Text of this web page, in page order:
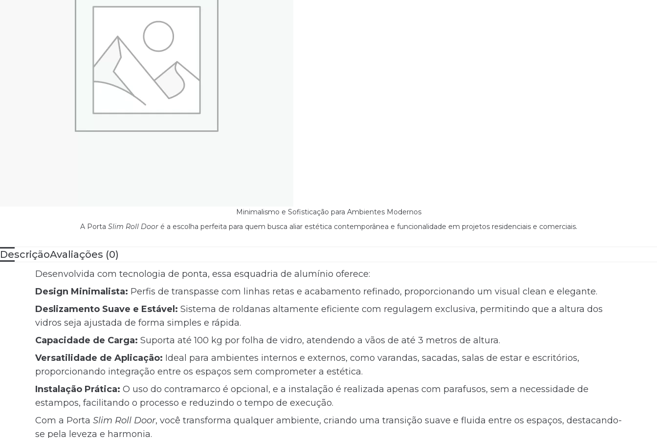
Minimalismo e Sofisticação para Ambientes Modernos
A Porta Slim Roll Dooré a escolha perfeita para quem busca aliar estética contemporânea e funcionalidade em projetos residenciais e comerciais.
DescriçãoAvaliações (0)
Desenvolvida com tecnologia de ponta, essa esquadria de alumínio oferece:
Design Minimalista: Perfis de transpasse com linhas retas e acabamento refinado, proporcionando um visual clean e elegante.
Deslizamento Suave e Estável: Sistema de roldanas altamente eficiente com regulagem exclusiva, permitindo que a altura dos
vidros seja ajustada de forma simples e rápida.
Capacidade de Carga: Suporta até 100 kg por folha de vidro, atendendo a vãos de até 3 metros de altura.
Versatilidade de Aplicação: Ideal para ambientes internos e externos, como varandas, sacadas, salas de estar e escritórios,
proporcionando integração entre os espaços sem comprometer a estética.
Instalação Prática: O uso do contramarco é opcional, e a instalação é realizada apenas com parafusos, sem a necessidade de
estampos, facilitando o processo e reduzindo o tempo de execução.
Com a Porta Slim Roll Door, você transforma qualquer ambiente, criando uma transição suave e fluida entre os espaços, destacando-
se pela leveza e harmonia.